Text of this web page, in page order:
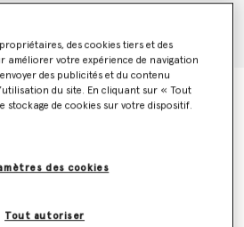
avec broderie initiales
des cookies tiers et des
améliorer votre expérience de navigation
des publicités et du contenu
du site. En cliquant sur « Tout
stockage de cookies sur votre dispositif.
des cookies
Tout autoriser